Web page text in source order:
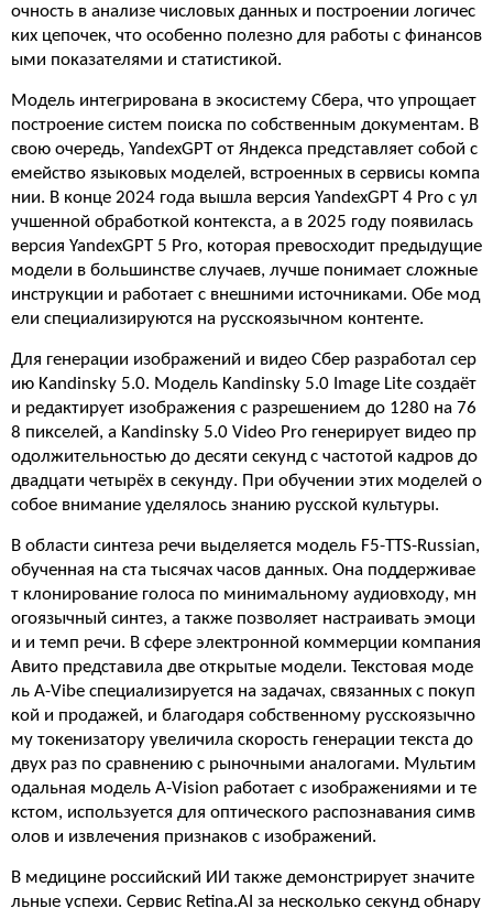
очность в анализе числовых данных и построении логичес
ких цепочек, что особенно полезно для работы с финансов
ыми показателями и статистикой.
Модель интегрирована в экосистему Сбера, что упрощает
построение систем поиска по собственным документам. В
свою очередь, YandexGPT от Яндекса представляет собой с
емейство языковых моделей, встроенных в сервисы компа
нии. В конце 2024 года вышла версия YandexGPT 4 Pro с ул
учшенной обработкой контекста, а в 2025 году появилась
версия YandexGPT 5 Pro, которая превосходит предыдущие
модели в большинстве случаев, лучше понимает сложные
инструкции и работает с внешними источниками. Обе мод
ели специализируются на русскоязычном контенте.
Для генерации изображений и видео Сбер разработал сер
ию Kandinsky 5.0. Модель Kandinsky 5.0 Image Lite создаёт
и редактирует изображения с разрешением до 1280 на 76
8 пикселей, а Kandinsky 5.0 Video Pro генерирует видео пр
одолжительностью до десяти секунд с частотой кадров до
двадцати четырёх в секунду. При обучении этих моделей о
собое внимание уделялось знанию русской культуры.
В области синтеза речи выделяется модель F5-TTS-Russian,
обученная на ста тысячах часов данных. Она поддерживае
т клонирование голоса по минимальному аудиовходу, мн
огоязычный синтез, а также позволяет настраивать эмоци
и и темп речи. В сфере электронной коммерции компания
Авито представила две открытые модели. Текстовая моде
ль A-Vibe специализируется на задачах, связанных с покуп
кой и продажей, и благодаря собственному русскоязычно
му токенизатору увеличила скорость генерации текста до
двух раз по сравнению с рыночными аналогами. Мультим
одальная модель A-Vision работает с изображениями и те
кстом, используется для оптического распознавания симв
олов и извлечения признаков с изображений.
В медицине российский ИИ также демонстрирует значите
льные успехи. Сервис Retina.AI за несколько секунд обнару